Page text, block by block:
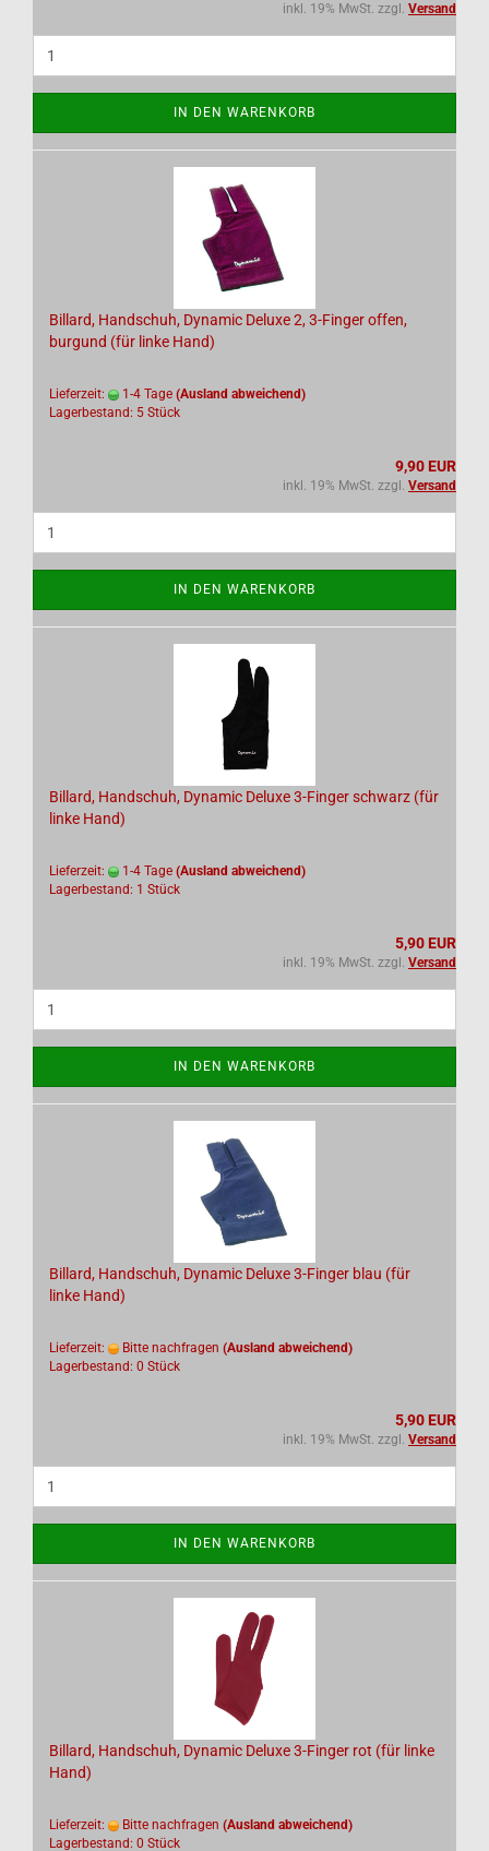
inkl. 19% MwSt. zzgl. Versand
IN DEN WARENKORB
Billard, Handschuh, Dynamic Deluxe 2, 3-Finger offen,
burgund (für linke Hand)
Lieferzeit: 1-4 Tage (Ausland abweichend)
Lagerbestand: 5 Stück
9,90 EUR
inkl. 19% MwSt. zzgl. Versand
IN DEN WARENKORB
Billard, Handschuh, Dynamic Deluxe 3-Finger schwarz (für
linke Hand)
Lieferzeit: 1-4 Tage (Ausland abweichend)
Lagerbestand: 1 Stück
5,90 EUR
inkl. 19% MwSt. zzgl. Versand
IN DEN WARENKORB
Billard, Handschuh, Dynamic Deluxe 3-Finger blau (für
linke Hand)
Lieferzeit: Bitte nachfragen (Ausland abweichend)
Lagerbestand: 0 Stück
5,90 EUR
inkl. 19% MwSt. zzgl. Versand
IN DEN WARENKORB
Billard, Handschuh, Dynamic Deluxe 3-Finger rot (für linke
Hand)
Lieferzeit: Bitte nachfragen (Ausland abweichend)
Lagerbestand: 0 Stück